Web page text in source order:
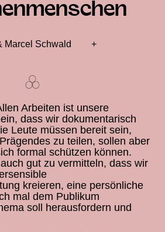
Marcel Schwald +
Arbeiten ist unsere
dass wir dokumentarisch
Leute müssen bereit sein,
zu teilen, sollen aber
formal schützen können.
gut zu vermitteln, dass wir
kreieren, eine persönliche
mal dem Publikum
soll herausfordern und